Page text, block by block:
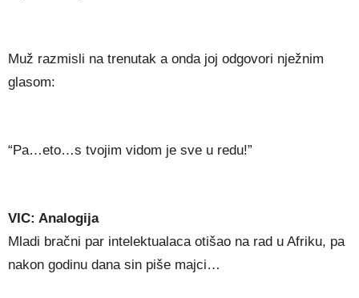
Muž razmisli na trenutak a onda joj odgovori nježnim
glasom:
“Pa…eto…s tvojim vidom je sve u redu!”
VIC: Analogija
Mladi bračni par intelektualaca otišao na rad u Afriku, pa
nakon godinu dana sin piše majci…